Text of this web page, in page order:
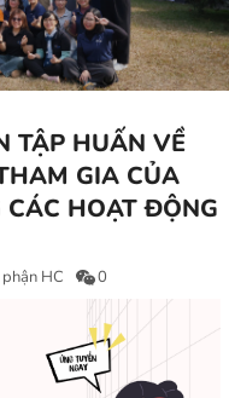
TẬP HUẤN VỀ
GIA CỦA
CÁC HOẠT ĐỘNG
HC 0